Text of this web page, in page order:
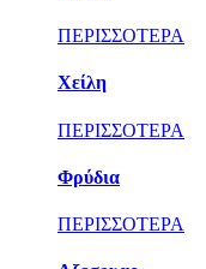
ΠΕΡΙΣΣΟΤΕΡΑ
Χείλη
ΠΕΡΙΣΣΟΤΕΡΑ
Φρύδια
ΠΕΡΙΣΣΟΤΕΡΑ